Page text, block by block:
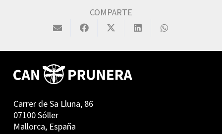
COMPARTE
Carrer de Sa Lluna, 86
07100 Sóller
Mallorca, España